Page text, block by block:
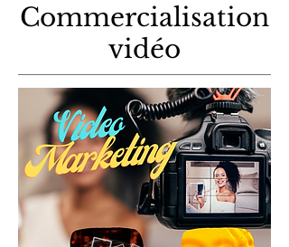
Commercialisation
vidéo